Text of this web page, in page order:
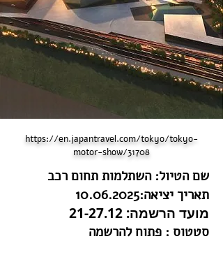
https://en.japantravel.com/tokyo/tokyo-
motor-show/31708
שם הטיול: השתלמות תחום רכב
תאריך יציאה:10.06.2025
מועד הרשמה: 21-27.12
סטטוס : פתוח להרשמה